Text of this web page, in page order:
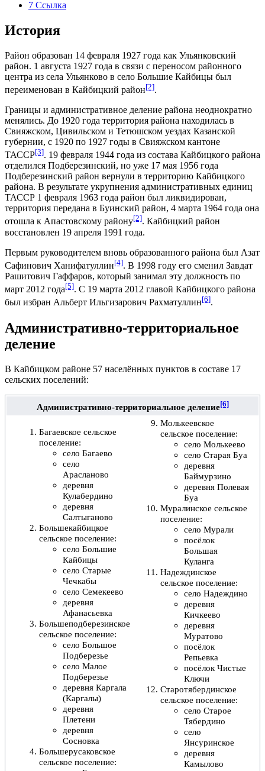
7 Ссылка
История
Район образован 14 февраля 1927 года как Ульянковский
район. 1 августа 1927 года в связи с переносом районного
центра из села Ульянково в село Большие Кайбицы был
переименован в Кайбицкий район[2].
Границы и административное деление района неоднократно
менялись. До 1920 года территория района находилась в
Свияжском, Цивильском и Тетюшском уездах Казанской
губернии, с 1920 по 1927 годы в Свияжском кантоне
ТАССР[3]. 19 февраля 1944 года из состава Кайбицкого района
отделился Подберезинский, но уже 17 мая 1956 года
Подберезинский район вернули в территорию Кайбицкого
района. В результате укрупнения административных единиц
ТАССР 1 февраля 1963 года район был ликвидирован,
территория передана в Буинский район, 4 марта 1964 года она
отошла к Апастовскому району[2]. Кайбицкий район
восстановлен 19 апреля 1991 года.
Первым руководителем вновь образованного района был Азат
Сафинович Ханифатуллин[4]. В 1998 году его сменил Завдат
Рашитович Гаффаров, который занимал эту должность по
март 2012 года[5]. С 19 марта 2012 главой Кайбицкого района
был избран Альберт Ильгизарович Рахматуллин[6].
Административно-территориальное
деление
В Кайбицком районе 57 населённых пунктов в составе 17
сельских поселений:
Административно-территориальное деление[6]
Багаевское сельское
поселение:
село Багаево
село
Арасланово
деревня
Кулабердино
деревня
Салтыганово
Большекайбицкое
сельское поселение:
село Большие
Кайбицы
село Старые
Чечкабы
село Семекеево
деревня
Афанасьевка
Большеподберезинское
сельское поселение:
село Большое
Подберезье
село Малое
Подберезье
деревня Каргала
(Каргалы)
деревня
Плетени
деревня
Сосновка
Большерусаковское
сельское поселение:
Молькеевское
сельское поселение:
село Молькеево
село Старая Буа
деревня
Баймурзино
деревня Полевая
Буа
Муралинское сельское
поселение:
село Мурали
посёлок
Большая
Куланга
Надеждинское
сельское поселение:
село Надеждино
деревня
Кичкеево
деревня
Муратово
посёлок
Репьевка
посёлок Чистые
Ключи
Старотябердинское
сельское поселение:
село Старое
Тябердино
село
Янсуринское
деревня
Камылово